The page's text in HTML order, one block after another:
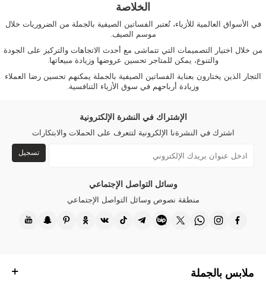
الخلاصة
في الأسواق العالمية للأزياء، تُعتبر الفساتين الصيفية بالجملة من الضروريات خلال
موسم الصيف.
من خلال اختيار التصميمات التي تتماشى مع أحدث الاتجاهات والتركيز على الجودة
والتنوع، يمكن للمتاجر تحسين عروضها وزيادة مبيعاتها.
التجار الذين يختارون بعناية الفساتين الصيفية بالجملة يمكنهم تحسين رضا العملاء
وزيادة أرباحهم في سوق الأزياء التنافسية.
الإشتراك في النشرة الإلكترونية
اشترك في النشرةنا الإلكرونية لتتعرف على الحملات والابتكارات
تسجيل
وسائل التواصل الإجتماعي
منطقة نصوص وسائل التواصل الإجتماعي
ملابس بالجملة